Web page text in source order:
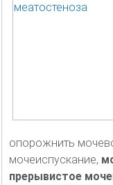
опорожнить
мочеиспускание,
прерывистое